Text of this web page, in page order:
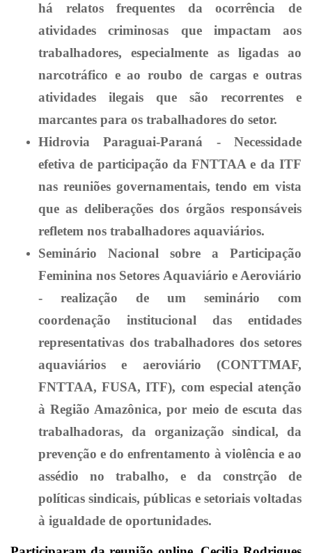
há relatos frequentes da ocorrência de
atividades criminosas que impactam aos
trabalhadores, especialmente as ligadas ao
narcotráfico e ao roubo de cargas e outras
atividades ilegais que são recorrentes e
marcantes para os trabalhadores do setor.
Hidrovia Paraguai-Paraná - Necessidade
efetiva de participação da FNTTAA e da ITF
nas reuniões governamentais, tendo em vista
que as deliberações dos órgãos responsáveis
refletem nos trabalhadores aquaviários.
Seminário Nacional sobre a Participação
Feminina nos Setores Aquaviário e Aeroviário
- realização de um seminário com
coordenação institucional das entidades
representativas dos trabalhadores dos setores
aquaviários e aeroviário (CONTTMAF,
FNTTAA, FUSA, ITF), com especial atenção
à Região Amazônica, por meio de escuta das
trabalhadoras, da organização sindical, da
prevenção e do enfrentamento à violência e ao
assédio no trabalho, e da constrção de
políticas sindicais, públicas e setoriais voltadas
à igualdade de oportunidades.